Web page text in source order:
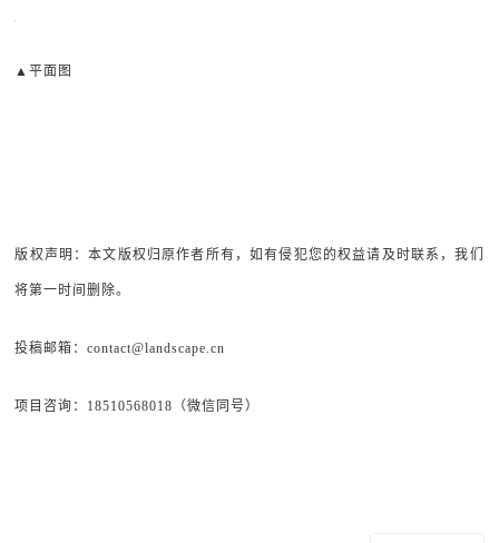
▲平面图
版权声明：本文版权归原作者所有，如有侵犯您的权益请及时联系，我们
将第一时间删除。
投稿邮箱：contact@landscape.cn
项目咨询：18510568018（微信同号）